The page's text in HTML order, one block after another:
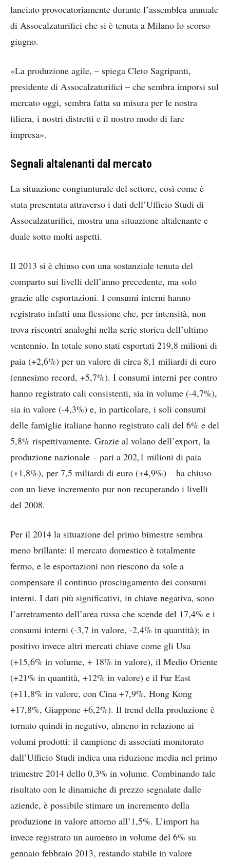
lanciato provocatoriamente durante l’assemblea annuale
di Assocalzaturifici che si è tenuta a Milano lo scorso
giugno.
«La produzione agile, – spiega Cleto Sagripanti,
presidente di Assocalzaturifici – che sembra imporsi sul
mercato oggi, sembra fatta su misura per le nostra
filiera, i nostri distretti e il nostro modo di fare
impresa».
Segnali altalenanti dal mercato
La situazione congiunturale del settore, così come è
stata presentata attraverso i dati dell’Ufficio Studi di
Assocalzaturifici, mostra una situazione altalenante e
duale sotto molti aspetti.
Il 2013 si è chiuso con una sostanziale tenuta del
comparto sui livelli dell’anno precedente, ma solo
grazie alle esportazioni. I consumi interni hanno
registrato infatti una flessione che, per intensità, non
trova riscontri analoghi nella serie storica dell’ultimo
ventennio. In totale sono stati esportati 219,8 milioni di
paia (+2,6%) per un valore di circa 8,1 miliardi di euro
(ennesimo record, +5,7%). I consumi interni per contro
hanno registrato cali consistenti, sia in volume (-4,7%),
sia in valore (-4,3%) e, in particolare, i soli consumi
delle famiglie italiane hanno registrato cali del 6% e del
5,8% rispettivamente. Grazie al volano dell’export, la
produzione nazionale – pari a 202,1 milioni di paia
(+1,8%), per 7,5 miliardi di euro (+4,9%) – ha chiuso
con un lieve incremento pur non recuperando i livelli
del 2008.
Per il 2014 la situazione del primo bimestre sembra
meno brillante: il mercato domestico è totalmente
fermo, e le esportazioni non riescono da sole a
compensare il continuo prosciugamento dei consumi
interni. I dati più significativi, in chiave negativa, sono
l’arretramento dell’area russa che scende del 17,4% e i
consumi interni (-3,7 in valore, -2,4% in quantità); in
positivo invece altri mercati chiave come gli Usa
(+15,6% in volume, + 18% in valore), il Medio Oriente
(+21% in quantità, +12% in valore) e il Far East
(+11,8% in valore, con Cina +7,9%, Hong Kong
+17,8%, Giappone +6,2%). Il trend della produzione è
tornato quindi in negativo, almeno in relazione ai
volumi prodotti: il campione di associati monitorato
dall’Ufficio Studi indica una riduzione media nel primo
trimestre 2014 dello 0,3% in volume. Combinando tale
risultato con le dinamiche di prezzo segnalate dalle
aziende, è possibile stimare un incremento della
produzione in valore attorno all’1,5%. L’import ha
invece registrato un aumento in volume del 6% su
gennaio febbraio 2013, restando stabile in valore